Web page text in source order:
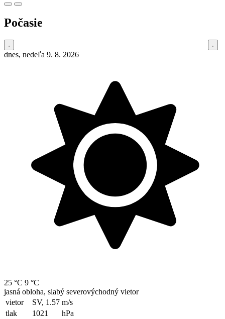
Počasie
dnes, nedeľa 9. 8. 2026
25 °C 9 °C
jasná obloha, slabý severovýchodný vietor
vietor
SV, 1.57 m/s
tlak
1021
hPa